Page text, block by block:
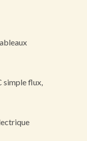
simple flux,